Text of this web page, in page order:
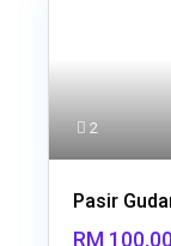
2
Pasir
RM